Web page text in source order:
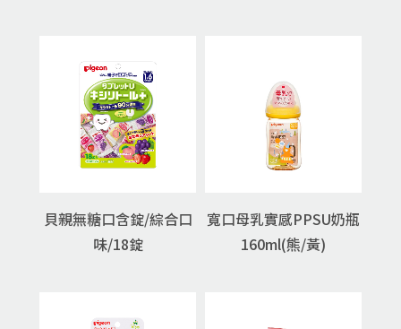
貝親無糖口含錠/綜合口
味/18錠
寬口母乳實感PPSU奶瓶
160ml(熊/黃)